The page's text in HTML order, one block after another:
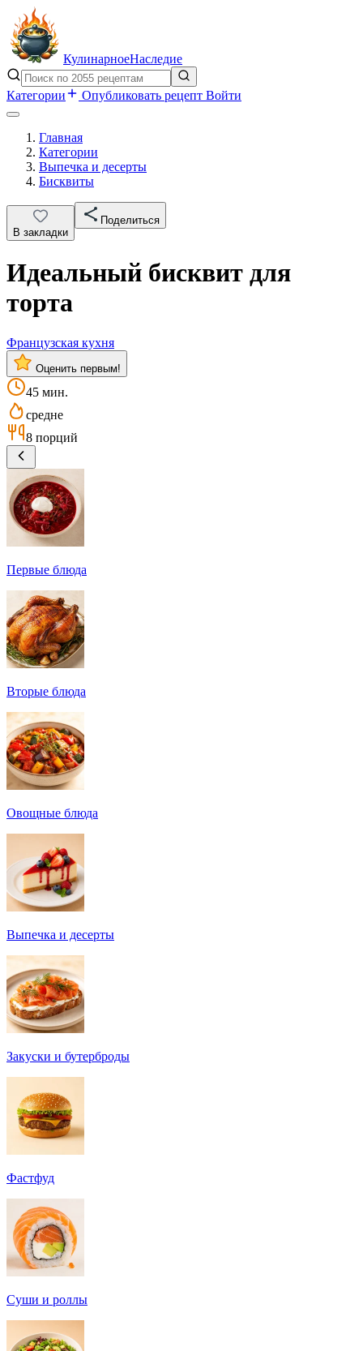
КулинарноеНаследие
Категории Опубликовать рецепт Войти
Главная
Категории
Выпечка и десерты
Бисквиты
В закладки
Поделиться
Идеальный бисквит для
торта
Французская кухня
Оценить первым!
45 мин.
средне
8 порций
Первые блюда
Вторые блюда
Овощные блюда
Выпечка и десерты
Закуски и бутерброды
Фастфуд
Суши и роллы